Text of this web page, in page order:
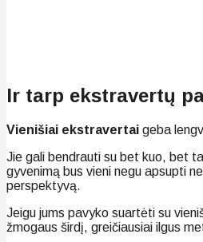
Ir tarp ekstravertų
Vienišiai ekstravertai geba
Jie gali bendrauti su bet kuo, bet
gyvenimą bus vieni negu apsupti
perspektyvą.
Jeigu jums pavyko suartėti su
žmogaus širdį, greičiausiai ilgus